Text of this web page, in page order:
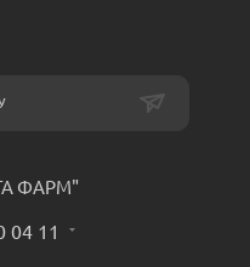
ФАРМ"
04 11